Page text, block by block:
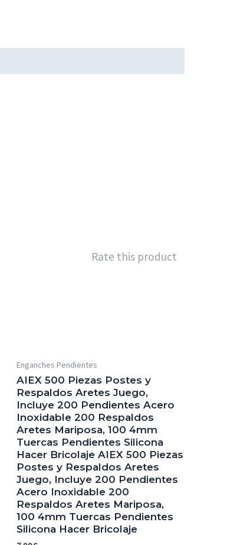
Rate this product
Enganches Pendientes
AIEX 500 Piezas Postes y
Respaldos Aretes Juego,
Incluye 200 Pendientes Acero
Inoxidable 200 Respaldos
Aretes Mariposa, 100 4mm
Tuercas Pendientes Silicona
Hacer Bricolaje AIEX 500 Piezas
Postes y Respaldos Aretes
Juego, Incluye 200 Pendientes
Acero Inoxidable 200
Respaldos Aretes Mariposa,
100 4mm Tuercas Pendientes
Silicona Hacer Bricolaje